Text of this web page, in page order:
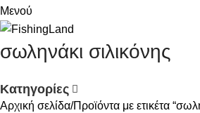
Μενού
σωληνάκι σιλικόνης
Κατηγορίες
Αρχική σελίδα Προϊόντα με ετικέτα